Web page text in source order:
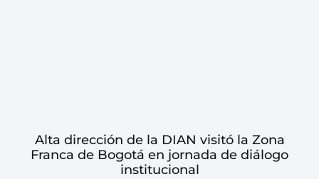
Alta dirección de la DIAN visitó la Zona
Franca de Bogotá en jornada de diálogo
institucional